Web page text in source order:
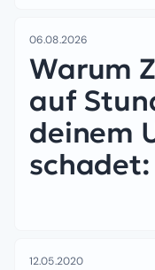
06.08.2026
Warum
auf
deinem
schadet:
12.05.2020